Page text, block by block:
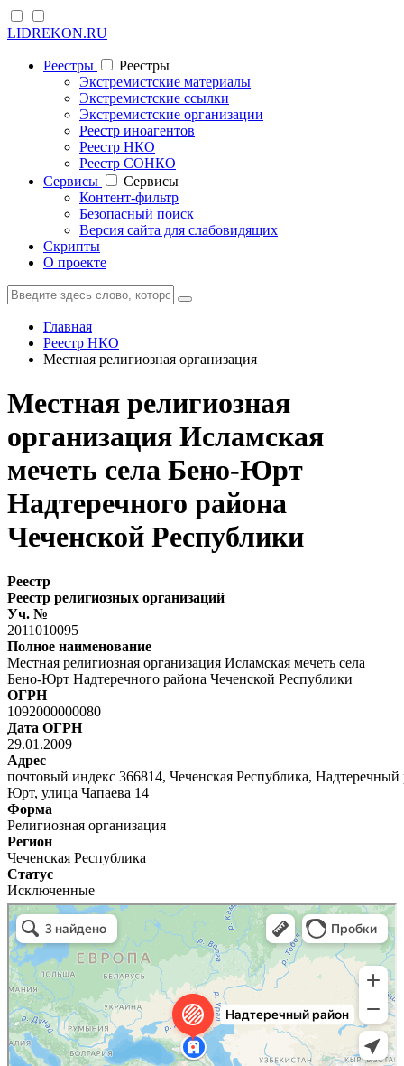
LIDREKON.RU
Реестры
Реестры
Экстремистские материалы
Экстремистские ссылки
Экстремистские организации
Реестр иноагентов
Реестр НКО
Реестр СОНКО
Cервисы
Cервисы
Контент-фильтр
Безопасный поиск
Версия сайта для слабовидящих
Скрипты
О проекте
Главная
Реестр НКО
Местная религиозная организация
Местная религиозная
организация Исламская
мечеть села Бено-Юрт
Надтеречного района
Чеченской Республики
Реестр
Реестр религиозных организаций
Уч. №
2011010095
Полное наименование
Местная религиозная организация Исламская мечеть села
Бено-Юрт Надтеречного района Чеченской Республики
ОГРН
1092000000080
Дата ОГРН
29.01.2009
Адрес
почтовый индекс 366814, Чеченская Республика,
Юрт, улица Чапаева 14
Форма
Религиозная организация
Регион
Чеченская Республика
Статус
Исключенные